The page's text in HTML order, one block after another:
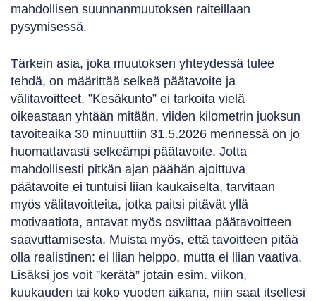
mahdollisen suunnanmuutoksen raiteillaan
pysymisessä.
Tärkein asia, joka muutoksen yhteydessä tulee
tehdä, on määrittää selkeä päätavoite ja
välitavoitteet. ”Kesäkunto” ei tarkoita vielä
oikeastaan yhtään mitään, viiden kilometrin juoksun
tavoiteaika 30 minuuttiin 31.5.2026 mennessä on jo
huomattavasti selkeämpi päätavoite. Jotta
mahdollisesti pitkän ajan päähän ajoittuva
päätavoite ei tuntuisi liian kaukaiselta, tarvitaan
myös välitavoitteita, jotka paitsi pitävät yllä
motivaatiota, antavat myös osviittaa päätavoitteen
saavuttamisesta. Muista myös, että tavoitteen pitää
olla realistinen: ei liian helppo, mutta ei liian vaativa.
Lisäksi jos voit ”kerätä” jotain esim. viikon,
kuukauden tai koko vuoden aikana, niin saat itsellesi